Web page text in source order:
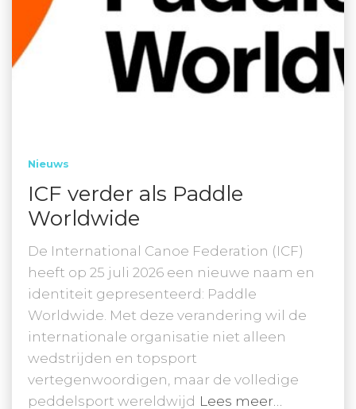
Nieuws
ICF verder als Paddle
Worldwide
De International Canoe Federation (ICF)
heeft op 25 juli 2026 een nieuwe naam en
identiteit gepresenteerd: Paddle
Worldwide. Met deze verandering wil de
internationale organisatie niet alleen
wedstrijden en topsport
vertegenwoordigen, maar de volledige
peddelsport wereldwijd Lees meer…